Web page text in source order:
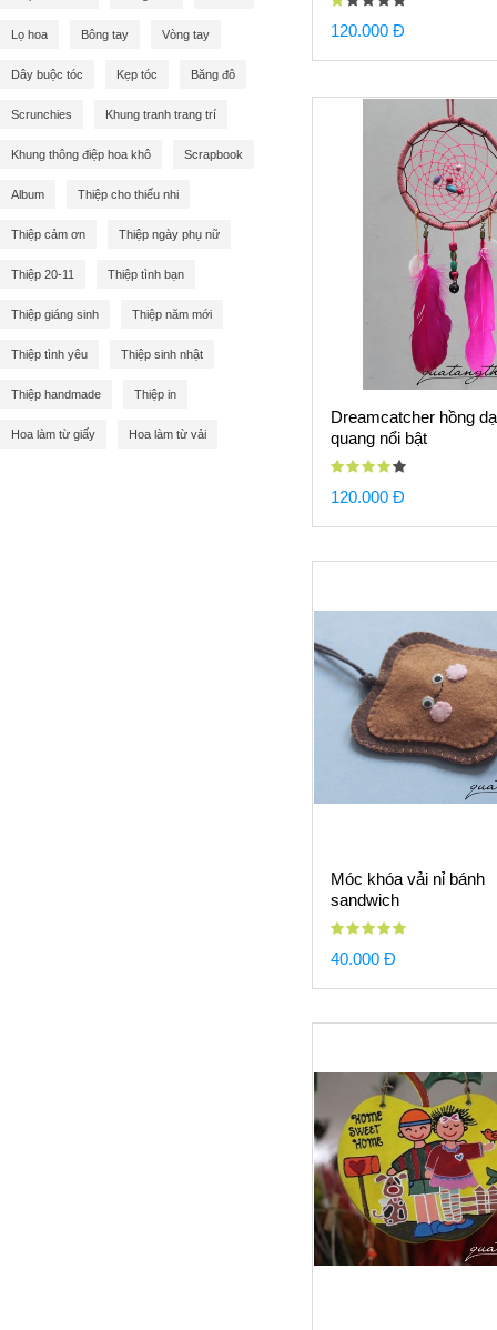
Lọ hoa Bông tay Vòng tay
Dây buộc tóc Kẹp tóc Băng đô
Scrunchies Khung tranh trang trí
Khung thông điệp hoa khô Scrapbook
Album Thiệp cho thiếu nhi
Thiệp cảm ơn Thiệp ngày phụ nữ
Thiệp 20-11 Thiệp tình bạn
Thiệp giáng sinh Thiệp năm mới
Thiệp tình yêu Thiệp sinh nhật
Thiệp handmade Thiệp in
Hoa làm từ giấy Hoa làm từ vải
120.000 Đ
Dreamcatcher hồng dạ
quang nổi bật
120.000 Đ
Móc khóa vải nỉ bánh
sandwich
40.000 Đ